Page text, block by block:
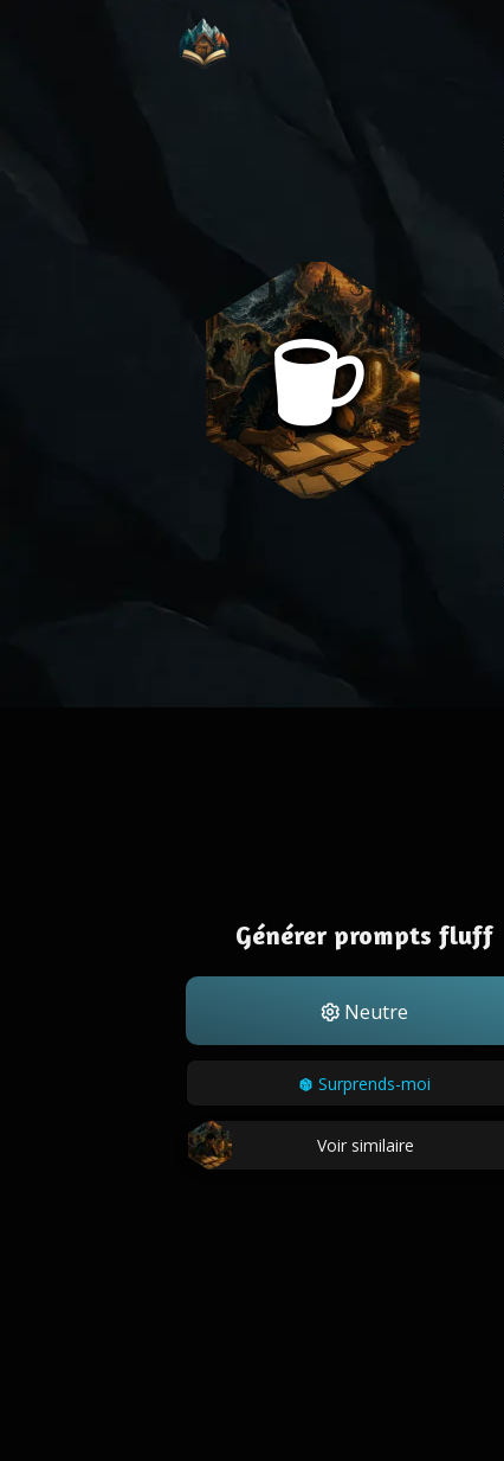
Générer prompts fluff
Neutre
Surprends-moi
Voir similaire